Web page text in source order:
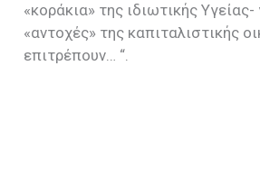
«κοράκια» της ιδιωτικής Υγείας-
«αντοχές» της καπιταλιστικής
επιτρέπουν… “.